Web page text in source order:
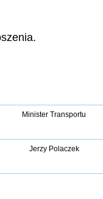
Minister Transportu
Jerzy Polaczek